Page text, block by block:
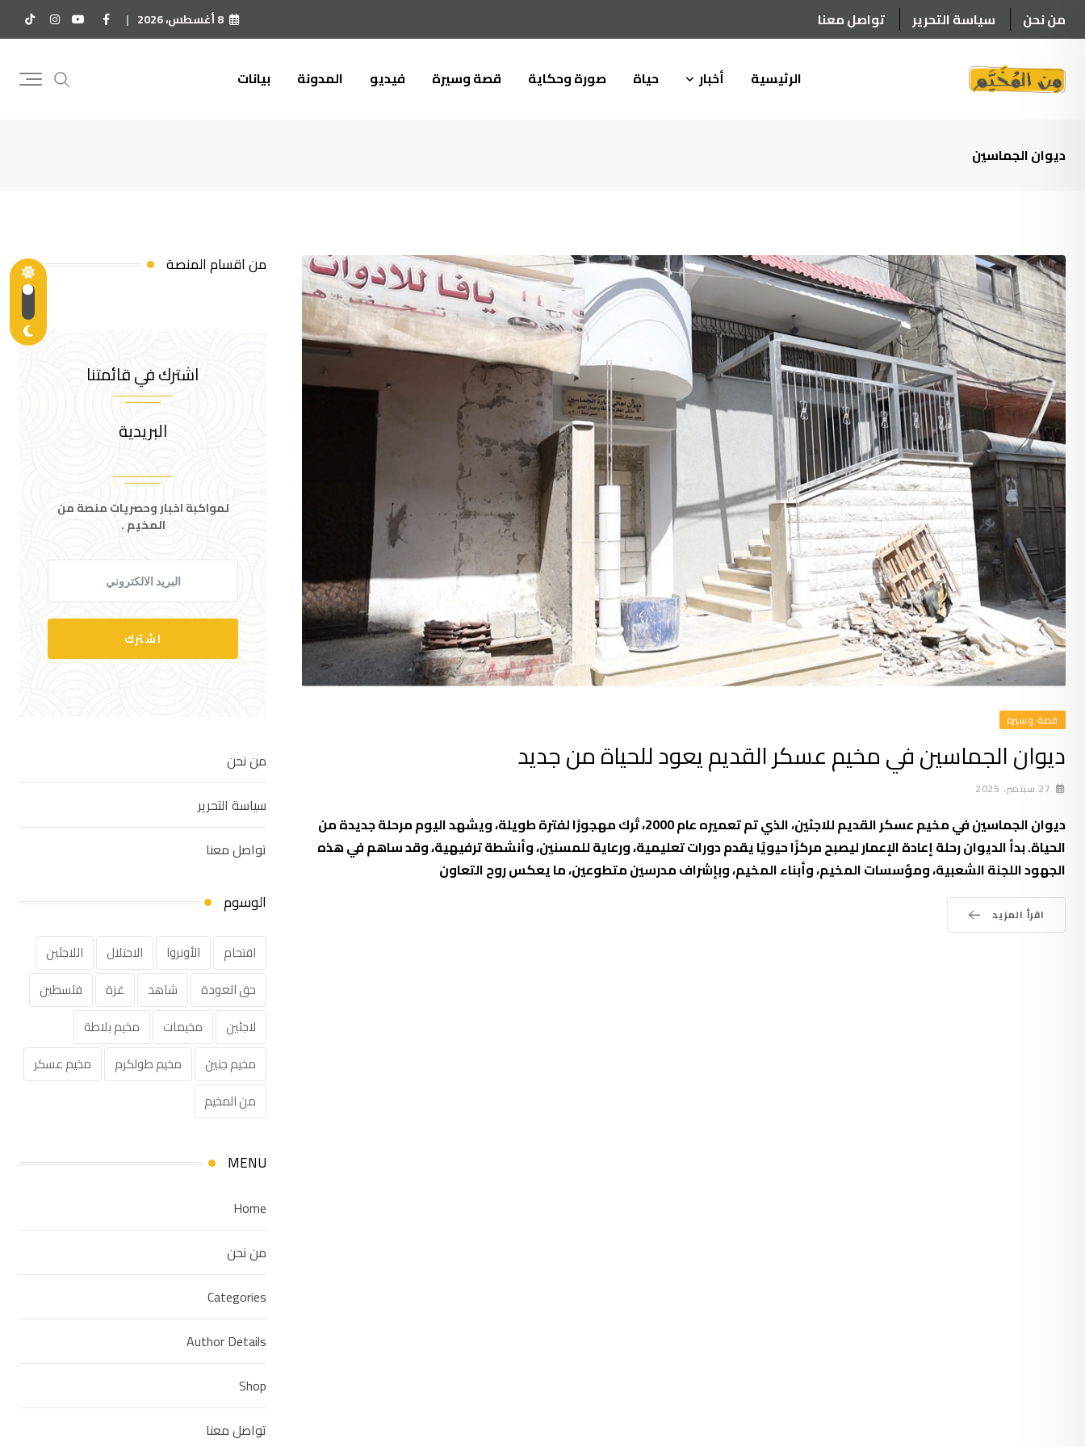
to
من نحن سياسة التحرير تواصل معنا 8 أغسطس، 2026
الرئيسية أخبار حياة صورة وحكاية قصة وسيرة فيديو المدونة بيانات
ديوان الجماسين
قصة وسيرة
ديوان الجماسين في مخيم عسكر القديم يعود للحياة من جديد
27 سبتمبر، 2025
ديوان الجماسين في مخيم عسكر القديم للاجئين، الذي تم تعميره عام 2000، تُرك مهجورًا لفترة طويلة، ويشهد اليوم مرحلة جديدة من
الحياة. بدأ الديوان رحلة إعادة الإعمار ليصبح مركزًا حيويًا يقدم دورات تعليمية، ورعاية للمسنين، وأنشطة ترفيهية، وقد ساهم في هذه
الجهود اللجنة الشعبية، ومؤسسات المخيم، وأبناء المخيم، وبإشراف مدرسين متطوعين، ما يعكس روح التعاون
اقرأ المزيد
من اقسام المنصة
اشترك في قائمتنا
البريدية
لمواكبة اخبار وحصريات منصة من
المخيم .
اشترك
من نحن
سياسة التحرير
تواصل معنا
الوسوم
اقتحام الأونروا الاحتلال
اللاجئين
حق العودة
شاهد غزة
فلسطين
لاجئين
مخيمات
مخيم بلاطة
مخيم جنين
مخيم طولكرم
مخيم عسكر
من المخيم
MENU
Home
من نحن
Categories
Author Details
Shop
تواصل معنا